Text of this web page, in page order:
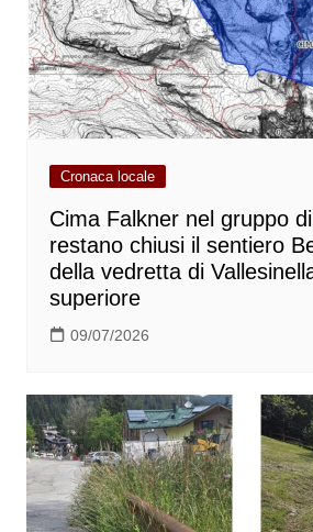
Cronaca locale
Cima Falkner nel gruppo
restano chiusi il sentiero
della vedretta di
superiore
09/07/2026